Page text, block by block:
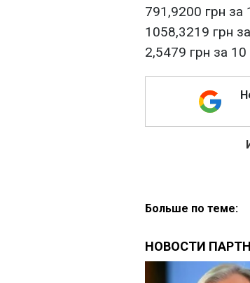
791,9200 грн за
1058,3219 грн
2,5479 грн за
Больше по теме: